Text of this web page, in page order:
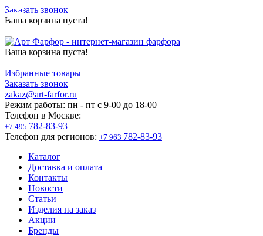
Заказать звонок
Ваша корзина пуста!
Ваша корзина пуста!
Избранные товары
Заказать звонок
zakaz@art-farfor.ru
Режим работы: пн - пт c 9-00 до 18-00
Телефон в Москве:
+7 495 782-83-93
Телефон для регионов: +7 963 782-83-93
Каталог
Доставка и оплата
Контакты
Новости
Статьи
Изделия на заказ
Акции
Бренды